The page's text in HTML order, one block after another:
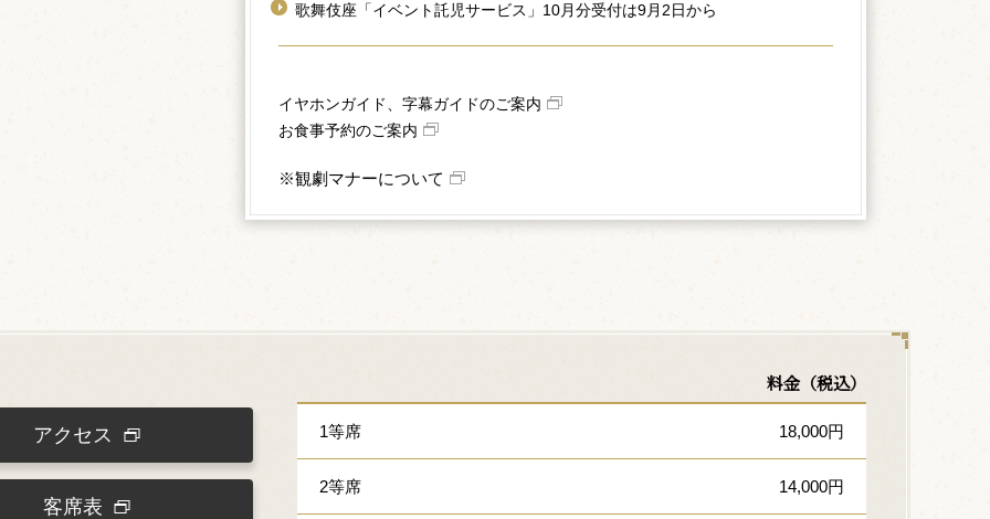
歌舞伎座「イベント託児サービス」10月分受付は9月2日から
イヤホンガイド、字幕ガイドのご案内
お食事予約のご案内
※観劇マナーについて
料金（税込）
1等席 18,000円
2等席 14,000円
アクセス
客席表